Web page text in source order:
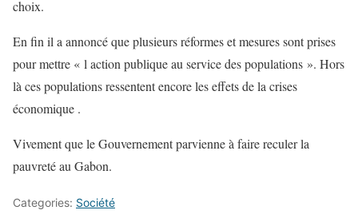
choix.
En fin il a annoncé que plusieurs réformes et mesures sont prises
pour mettre « l action publique au service des populations ». Hors
là ces populations ressentent encore les effets de la crises
économique .
Vivement que le Gouvernement parvienne à faire reculer la
pauvreté au Gabon.
Categories: Société